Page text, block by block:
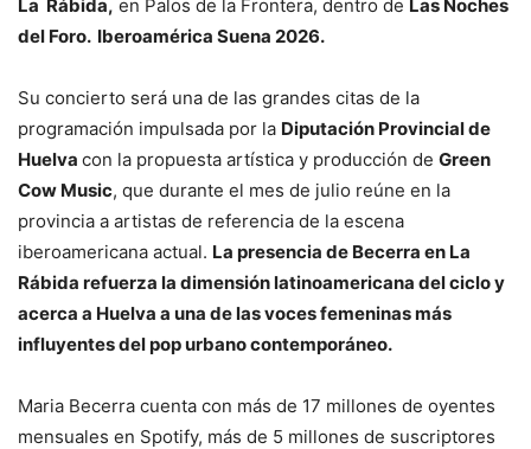
La Rábida, en Palos de la Frontera, dentro de Las Noches
del Foro. Iberoamérica Suena 2026.
Su concierto será una de las grandes citas de la
programación impulsada por la Diputación Provincial de
Huelva con la propuesta artística y producción de Green
Cow Music, que durante el mes de julio reúne en la
provincia a artistas de referencia de la escena
iberoamericana actual. La presencia de Becerra en La
Rábida refuerza la dimensión latinoamericana del ciclo y
acerca a Huelva a una de las voces femeninas más
influyentes del pop urbano contemporáneo.
Maria Becerra cuenta con más de 17 millones de oyentes
mensuales en Spotify, más de 5 millones de suscriptores